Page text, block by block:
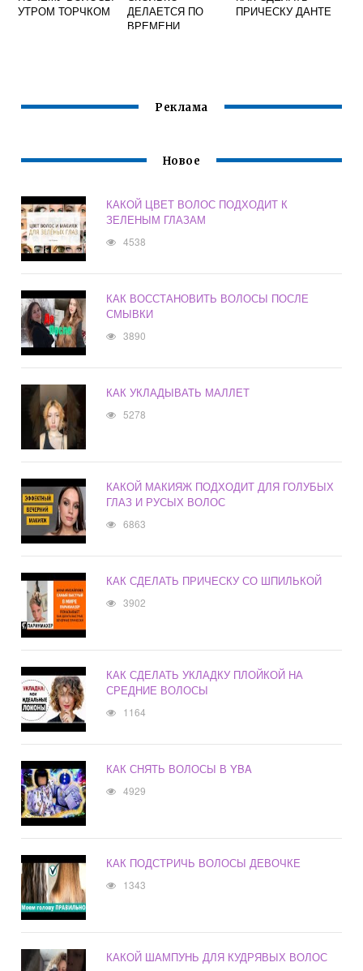
УТРОМ ТОРЧКОМ
ДЕЛАЕТСЯ ПО
ВРЕМЕНИ
ПРИЧЕСКУ ДАНТЕ
Реклама
Новое
КАКОЙ ЦВЕТ ВОЛОС ПОДХОДИТ К
ЗЕЛЕНЫМ ГЛАЗАМ
4538
КАК ВОССТАНОВИТЬ ВОЛОСЫ ПОСЛЕ
СМЫВКИ
3890
КАК УКЛАДЫВАТЬ МАЛЛЕТ
5278
КАКОЙ МАКИЯЖ ПОДХОДИТ ДЛЯ ГОЛУБЫХ
ГЛАЗ И РУСЫХ ВОЛОС
6863
КАК СДЕЛАТЬ ПРИЧЕСКУ СО ШПИЛЬКОЙ
3902
КАК СДЕЛАТЬ УКЛАДКУ ПЛОЙКОЙ НА
СРЕДНИЕ ВОЛОСЫ
1164
КАК СНЯТЬ ВОЛОСЫ В YBA
4929
КАК ПОДСТРИЧЬ ВОЛОСЫ ДЕВОЧКЕ
1343
КАКОЙ ШАМПУНЬ ДЛЯ КУДРЯВЫХ ВОЛОС